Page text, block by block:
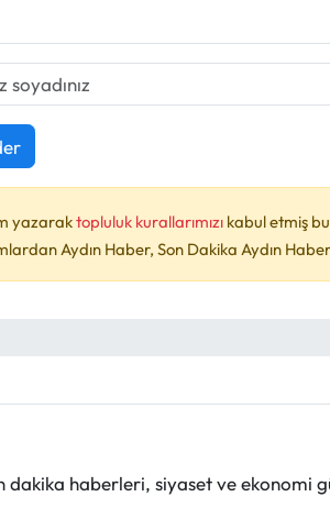
yazaraktopluluk kurallarımızı kabul etmiş
Aydın Haber, Son Dakika Aydın
dakika haberleri, siyaset ve ekonomi